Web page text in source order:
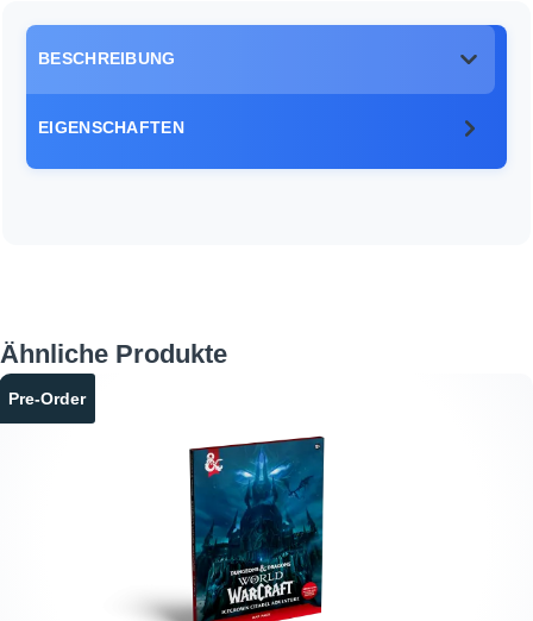
BESCHREIBUNG
EIGENSCHAFTEN
Produktgalerie überspringen
Ähnliche Produkte
Pre-Order